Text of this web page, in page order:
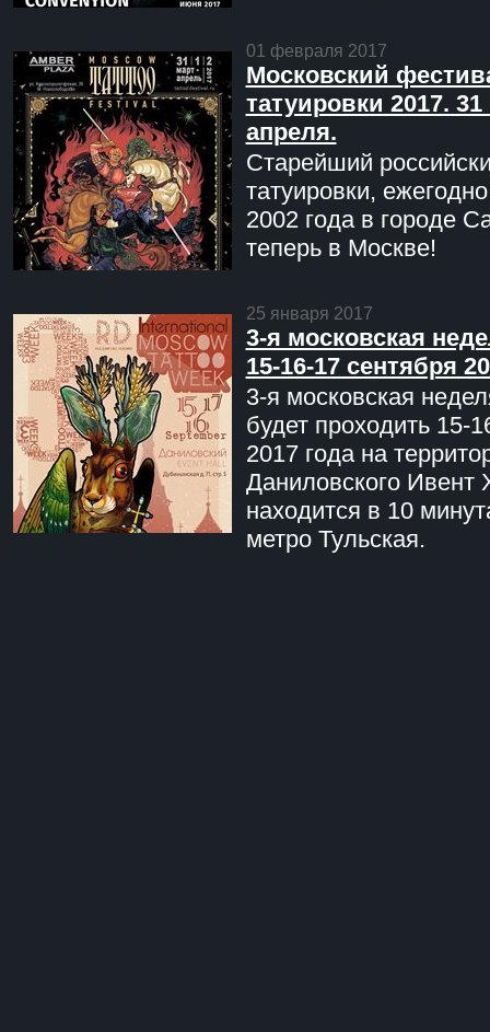
01 февраля 2017
Московский
татуировки 2017. 31
апреля.
Старейший
татуировки,
2002 года в городе
теперь в Москве!
25 января 2017
3-я московская
15-16-17 сентября
3-я московская
будет проходить 15-
2017 года на
Даниловского Ивент
находится в 10
метро Тульская.